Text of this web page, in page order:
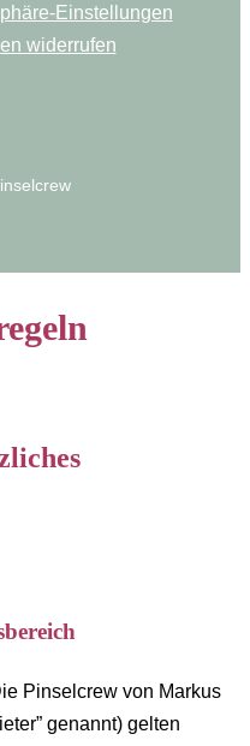
Einstellungen
widerrufen
Pinselcrew von Markus
genannt) gelten